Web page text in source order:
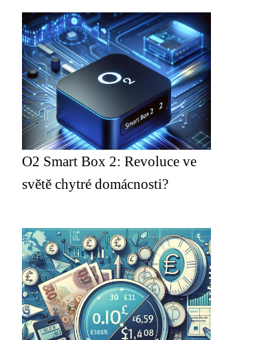
O2 Smart Box 2: Revoluce ve
světě chytré domácnosti?